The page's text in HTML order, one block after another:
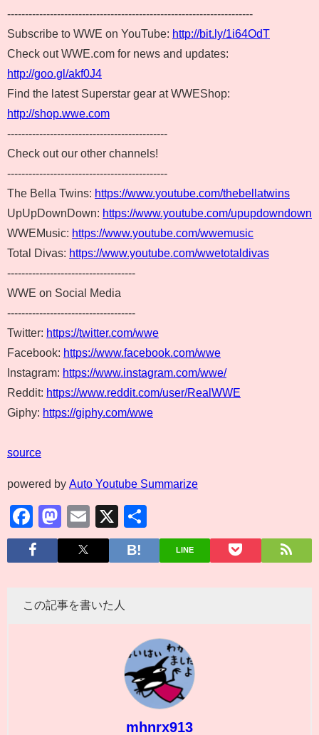
---------------------------------------------------------------------
Subscribe to WWE on YouTube: http://bit.ly/1i64OdT
Check out WWE.com for news and updates:
http://goo.gl/akf0J4
Find the latest Superstar gear at WWEShop:
http://shop.wwe.com
---------------------------------------------
Check out our other channels!
---------------------------------------------
The Bella Twins: https://www.youtube.com/thebellatwins
UpUpDownDown: https://www.youtube.com/upupdowndown
WWEMusic: https://www.youtube.com/wwemusic
Total Divas: https://www.youtube.com/wwetotaldivas
------------------------------------
WWE on Social Media
------------------------------------
Twitter: https://twitter.com/wwe
Facebook: https://www.facebook.com/wwe
Instagram: https://www.instagram.com/wwe/
Reddit: https://www.reddit.com/user/RealWWE
Giphy: https://giphy.com/wwe
source
powered by Auto Youtube Summarize
Facebook
Mastodon
Email
X
有
LINE
この記事を書いた人
mhnrx913